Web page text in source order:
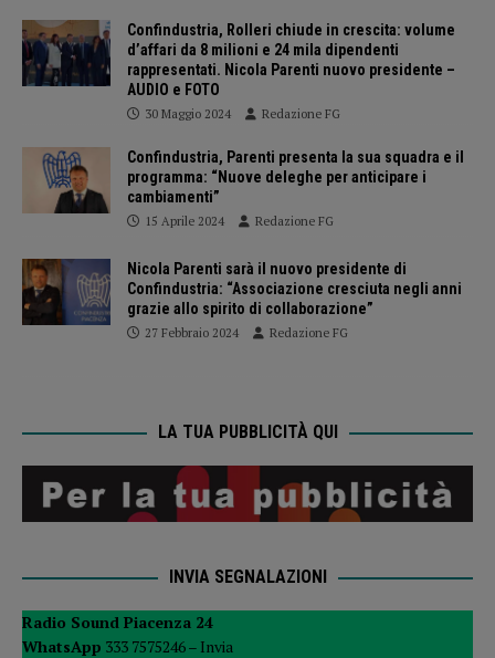
Confindustria, Rolleri chiude in crescita: volume
d’affari da 8 milioni e 24 mila dipendenti
rappresentati. Nicola Parenti nuovo presidente –
AUDIO e FOTO
30 Maggio 2024 Redazione FG
Confindustria, Parenti presenta la sua squadra e il
programma: “Nuove deleghe per anticipare i
cambiamenti”
15 Aprile 2024 Redazione FG
Nicola Parenti sarà il nuovo presidente di
Confindustria: “Associazione cresciuta negli anni
grazie allo spirito di collaborazione”
27 Febbraio 2024 Redazione FG
LA TUA PUBBLICITÀ QUI
INVIA SEGNALAZIONI
Radio Sound Piacenza 24
WhatsApp 333 7575246 – Invia